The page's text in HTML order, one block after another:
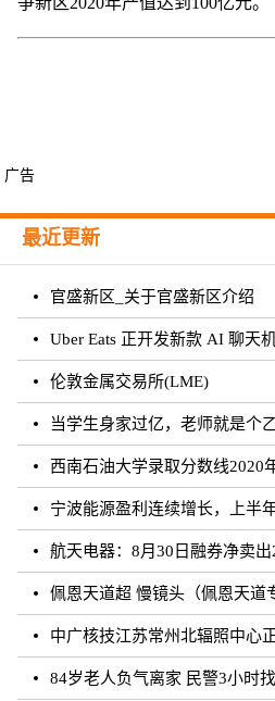
广告
最近更新
官盛新区_关于官盛新区介绍
Uber Eats 正开发新款 AI 聊天机
伦敦金属交易所(LME)
当学生身家过亿，老师就是个
西南石油大学录取分数线2020
宁波能源盈利连续增长，上半年净利润接近翻倍，研发支
航天电器：8月30日融券净卖出2600股，
佩恩天道超 慢镜头（佩恩天道
中广核技江苏常州北辐照中心
84岁老人负气离家 民警3小时